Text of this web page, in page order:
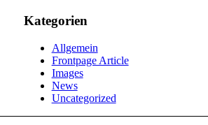
Kategorien
Allgemein
Frontpage Article
Images
News
Uncategorized